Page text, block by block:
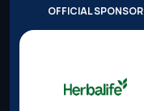
OFFICIAL SPONSOR